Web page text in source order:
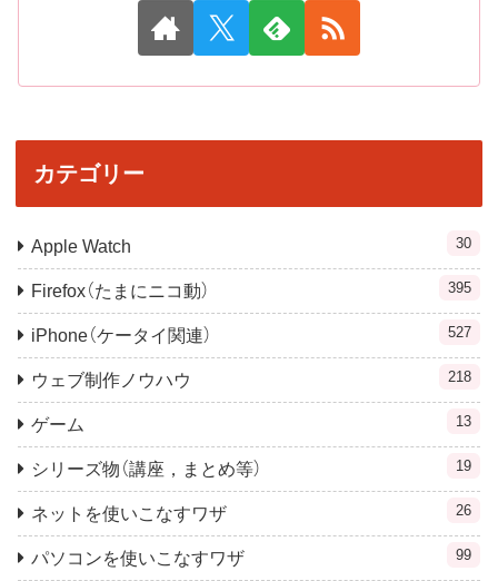
カテゴリー
Apple Watch 30
Firefox（たまにニコ動） 395
iPhone（ケータイ関連） 527
ウェブ制作ノウハウ 218
ゲーム 13
シリーズ物（講座，まとめ等） 19
ネットを使いこなすワザ 26
パソコンを使いこなすワザ 99